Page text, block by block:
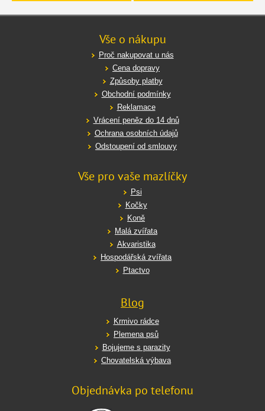
Vše o nákupu
Proč nakupovat u nás
Cena dopravy
Způsoby platby
Obchodní podmínky
Reklamace
Vrácení peněz do 14 dnů
Ochrana osobních údajů
Odstoupení od smlouvy
Vše pro vaše mazlíčky
Psi
Kočky
Koně
Malá zvířata
Akvaristika
Hospodářská zvířata
Ptactvo
Blog
Krmivo rádce
Plemena psů
Bojujeme s parazity
Chovatelská výbava
Objednávka po telefonu